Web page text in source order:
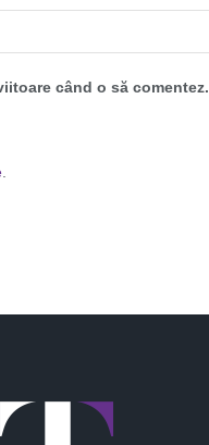
când o să comentez.